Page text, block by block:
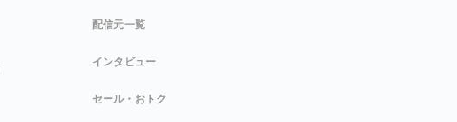
配信元一覧
インタビュー
セール・おトク